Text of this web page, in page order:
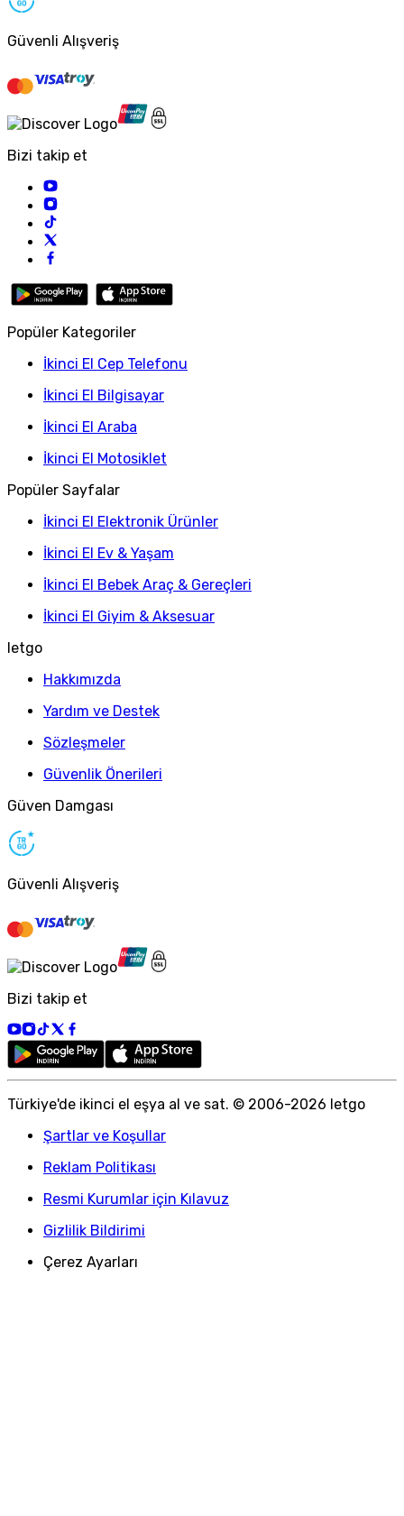
Güvenli Alışveriş
Bizi takip et
Popüler Kategoriler
İkinci El Cep Telefonu
İkinci El Bilgisayar
İkinci El Araba
İkinci El Motosiklet
Popüler Sayfalar
İkinci El Elektronik Ürünler
İkinci El Ev & Yaşam
İkinci El Bebek Araç & Gereçleri
İkinci El Giyim & Aksesuar
letgo
Hakkımızda
Yardım ve Destek
Sözleşmeler
Güvenlik Önerileri
Güven Damgası
Güvenli Alışveriş
Bizi takip et
Türkiye'de ikinci el eşya al ve sat. © 2006-2026 letgo
Şartlar ve Koşullar
Reklam Politikası
Resmi Kurumlar için Kılavuz
Gizlilik Bildirimi
Çerez Ayarları